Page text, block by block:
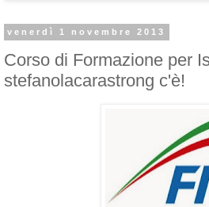
venerdì 1 novembre 2013
Corso di Formazione per
stefanolacarastrong c'è!